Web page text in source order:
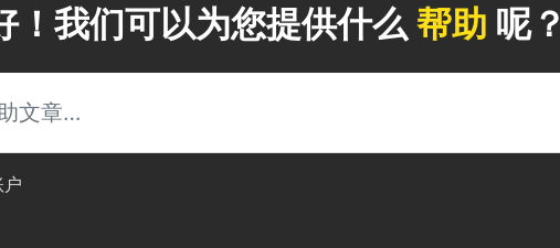
！我们可以为您提供什么 帮助 呢？
户